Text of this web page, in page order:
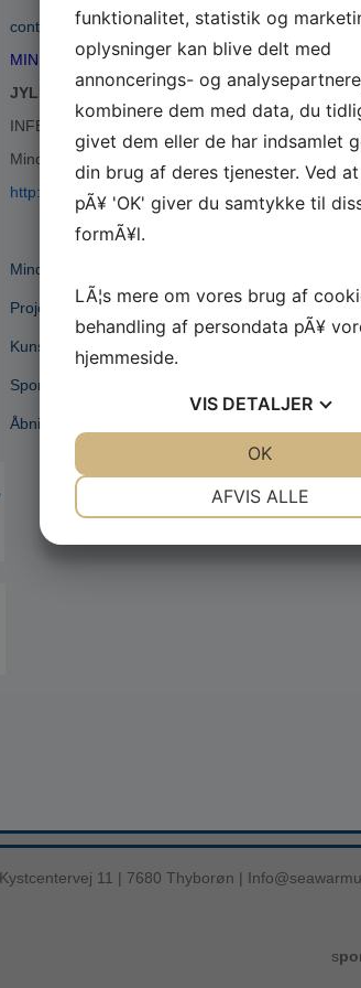
contact@jutlandbattlememorial.comeller tlf +45
MINDEPARKEN FOR JYLLANDSSLAGET`s
JYLLANDSSLAGET Animation:
https://
INFERNO se mere:
https://www.youtube.com/
Mindeparken for Jyllandsslaget ved Sea War
http://www.jutlandbattlememorial.com
Mindehøjtidelighed
Projektet
Kunstner Paul M. Cederdorff
Sponsorer af Mindepark
Åbning af Mindepark for Jyllandsslaget
11 | 7680 Thyborøn |
s
funktionalitet, statistik og
oplysninger kan blive delt med
annoncerings- og
kombinere dem med data, du
givet dem eller de har indsamlet
din brug af deres tjenester. Ved
pÃ¥ 'OK' giver du samtykke til
formÃ¥l.
LÃ¦s mere om vores brug af
behandling af persondata pÃ¥
hjemmeside.
VIS DETALJER
AFVIS ALLE
OK